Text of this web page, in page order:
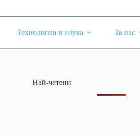
Технологии и наука За нас
Най-четени